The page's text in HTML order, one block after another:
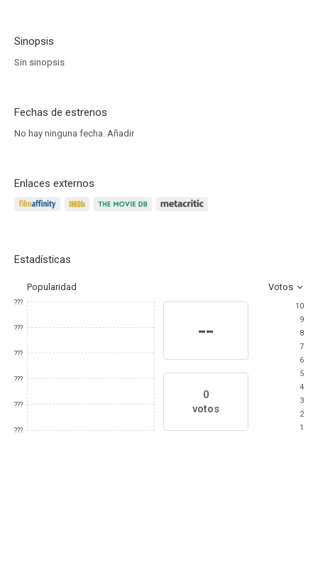
Sinopsis
Sin sinopsis
Fechas de estrenos
No hay ninguna fecha. Añadir
Enlaces externos
Estadísticas
Popularidad Votos
???
???
???
???
???
???
--
0
votos
10
9
8
7
6
5
4
3
2
1